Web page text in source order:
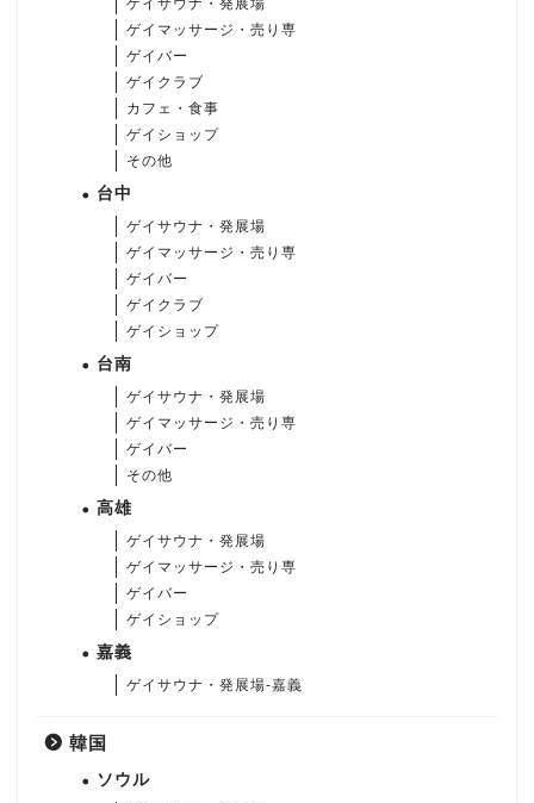
ゲイサウナ・発展場
ゲイマッサージ・売り専
ゲイバー
ゲイクラブ
カフェ・食事
ゲイショップ
その他
台中
ゲイサウナ・発展場
ゲイマッサージ・売り専
ゲイバー
ゲイクラブ
ゲイショップ
台南
ゲイサウナ・発展場
ゲイマッサージ・売り専
ゲイバー
その他
高雄
ゲイサウナ・発展場
ゲイマッサージ・売り専
ゲイバー
ゲイショップ
嘉義
ゲイサウナ・発展場-嘉義
韓国
ソウル